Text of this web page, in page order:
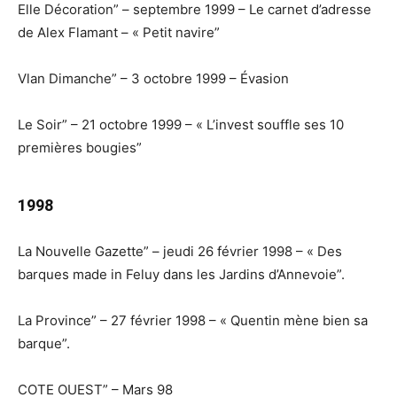
Elle Décoration” – septembre 1999 – Le carnet d’adresse
de Alex Flamant – « Petit navire”
Vlan Dimanche” – 3 octobre 1999 – Évasion
Le Soir” – 21 octobre 1999 – « L’invest souffle ses 10
premières bougies”
1998
La Nouvelle Gazette” – jeudi 26 février 1998 – « Des
barques made in Feluy dans les Jardins d’Annevoie”.
La Province” – 27 février 1998 – « Quentin mène bien sa
barque”.
COTE OUEST” – Mars 98